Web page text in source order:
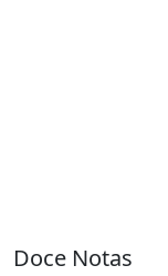
Doce Notas